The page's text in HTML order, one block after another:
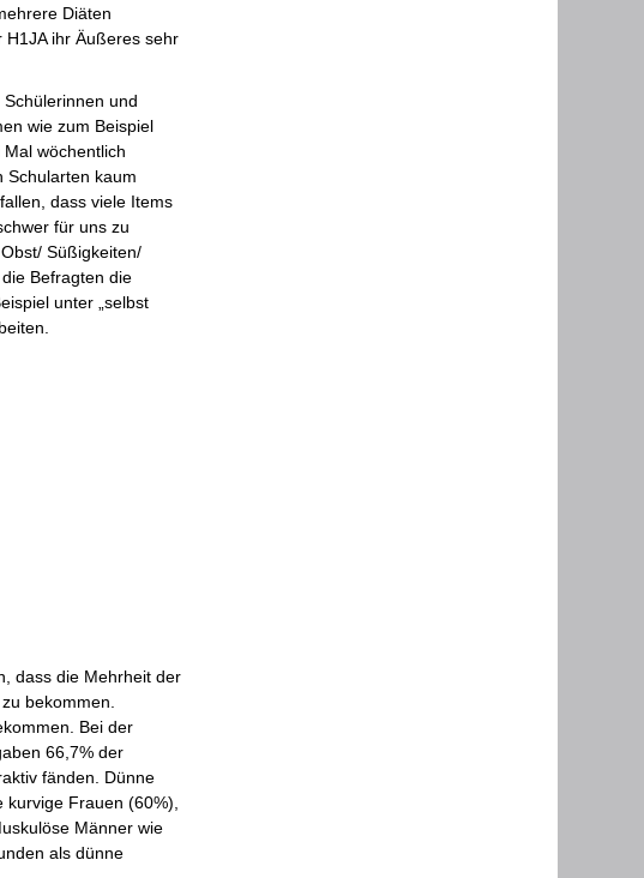
Diäten
ihr Äußeres sehr
und
wie zum Beispiel
wöchentlich
Schularten kaum
dass viele Items
für uns zu
Süßigkeiten/
Befragten die
unter „selbst
dass die Mehrheit der
bekommen.
Bei der
66,7% der
fänden. Dünne
kurvige Frauen (60%),
Männer wie
als dünne